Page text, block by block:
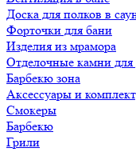
Доска для полков в
Форточки для бани
Изделия из мрамора
Отделочные камни
Барбекю зона
Аксессуары и
Смокеры
Барбекю
Грили